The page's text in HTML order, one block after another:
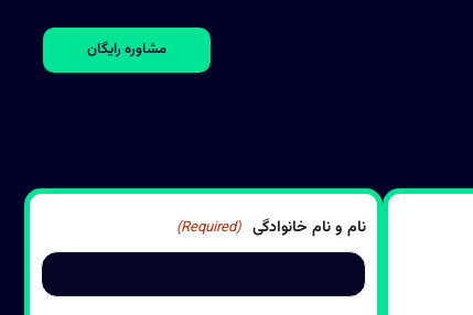
مشاوره رایگان
نام و نام خانوادگی (Required)